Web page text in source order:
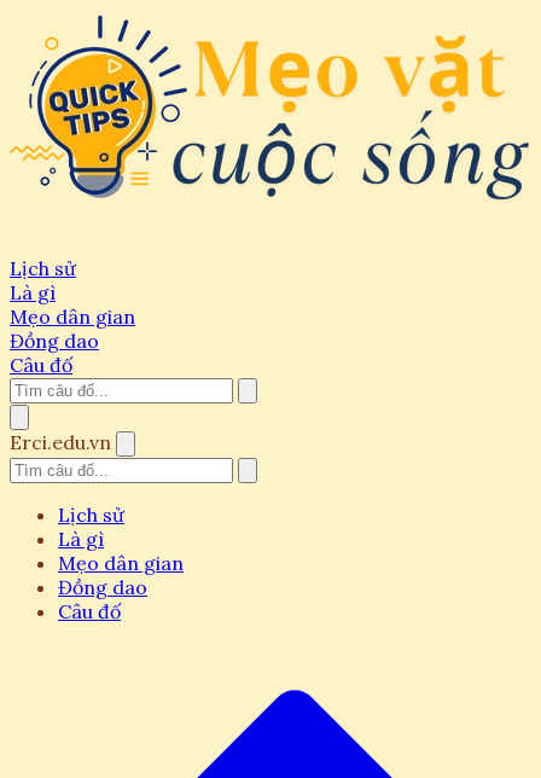
Lịch sử
Là gì
Mẹo dân gian
Đồng dao
Câu đố
Erci.edu.vn
Lịch sử
Là gì
Mẹo dân gian
Đồng dao
Câu đố